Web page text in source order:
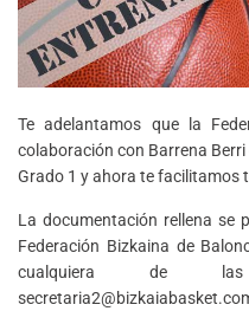
Te adelantamos que la
colaboración con Barrena
Grado 1 y ahora te facilitamos
La documentación rellena se
Federación Bizkaina de
cualquiera de las